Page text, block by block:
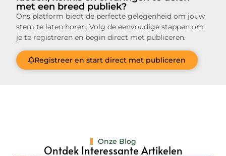
met een breed publiek?
Ons platform biedt de perfecte gelegenheid om jouw
stem te laten horen. Volg de eenvoudige stappen om
je te registreren en begin direct met publiceren.
Registreer en start direct met publiceren
Onze Blog
Ontdek Interessante Artikelen